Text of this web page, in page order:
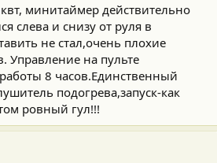
минитаймер действительно
слева и снизу от руля в
не стал,очень плохие
Управление на пульте
8 часов.Единственный
подогрева,запуск-как
ровный гул!!!